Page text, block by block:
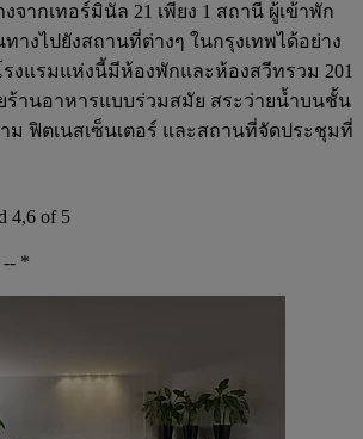
จากเทอร์มินัล 21 เพียง 1 สถานี ผู้เข้าพัก
ทางไปยังสถานที่ต่างๆ ในกรุงเทพได้อย่าง
งแรมแห่งนี้มีห้องพักและห้องสวีทรวม 201
ร้านอาหารแบบร่วมสมัย สระว่ายน้ำบนชั้น
ม ฟิตเนสเซ็นเตอร์ และสถานที่จัดประชุมที่
4,6 of 5
*